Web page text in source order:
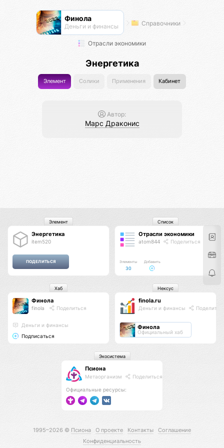
Финола
Деньги и финансы Справочники
Отрасли экономики
Энергетика
Элемент Солики Применения Кабинет
Автор:
Марс Драконис
Энергетика
item520
Элемент
Отрасли экономики
atom844 Поделиться
Элементы
30
Добавить
Список
Финола
finola Поделиться
Деньги и финансы
Подписаться
Хаб
finola.ru
Деньги и финансы
Финола
Официальный хаб
Нексус
Псиона
Метаорганизм Поделиться
Официальные ресурсы:
Экосистема
1995–2026 © Псиона О проекте Контакты
Соглашение
Конфиденциальность